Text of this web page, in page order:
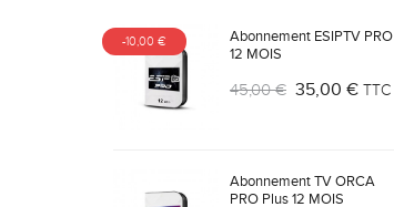
-10,00 €
Abonnement ESIPTV PRO
12 MOIS
45,00 € 35,00 € TTC
Abonnement TV ORCA
PRO Plus 12 MOIS